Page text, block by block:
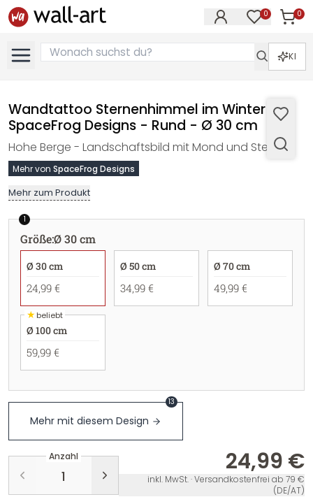
0 0
KI
Wandtattoo Sternenhimmel im Winter -
SpaceFrog Designs - Rund - Ø 30 cm
Hohe Berge - Landschaftsbild mit Mond und Sternen.
Mehr von SpaceFrog Designs
Mehr zum Produkt
1
Größe:Ø 30 cm
Ø 30 cm
24,99 €
Ø 50 cm
34,99 €
Ø 70 cm
49,99 €
★beliebt
Ø 100 cm
59,99 €
Mehr mit diesem Design
13
Anzahl 24,99 €
inkl. MwSt. · Versandkostenfrei ab 79 €
(DE/AT)